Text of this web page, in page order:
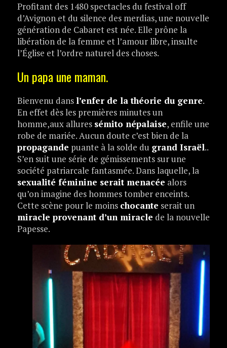
Profitant des 1480 spectacles du festival off
d’Avignon et du silence des merdias, une nouvelle
génération de Cabaret est née. Elle prône la
libération de la femme et l’amour libre, insulte
l’Église et l’ordre naturel des choses.
Un papa une maman.
Bienvenu dansl’enfer de la théorie du genre.
En effet dès les premières minutes un
homme,aux allures sémito népalaise, enfile une
robe de mariée. Aucun doute c’est bien de la
propagande puante à la solde du grand Israël..
S’en suit une série de gémissements sur une
société patriarcale fantasmée. Dans laquelle, la
sexualité féminine serait menacée alors
qu’on imagine des hommes tomber enceints.
Cette scène pour le moins chocante serait un
miracle provenant d’un miracle de la nouvelle
Papesse.